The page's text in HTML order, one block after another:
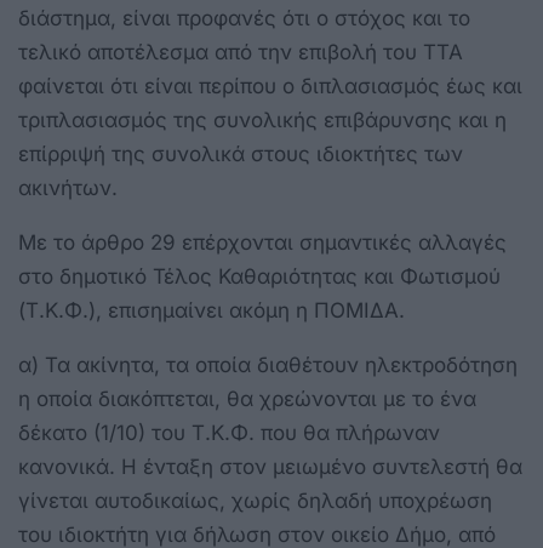
διάστημα, είναι προφανές ότι ο στόχος και το
τελικό αποτέλεσμα από την επιβολή του ΤΤΑ
φαίνεται ότι είναι περίπου ο διπλασιασμός έως και
τριπλασιασμός της συνολικής επιβάρυνσης και η
επίρριψή της συνολικά στους ιδιοκτήτες των
ακινήτων.
Με το άρθρο 29 επέρχονται σημαντικές αλλαγές
στο δημοτικό Τέλος Καθαριότητας και Φωτισμού
(Τ.Κ.Φ.), επισημαίνει ακόμη η ΠΟΜΙΔΑ.
α) Τα ακίνητα, τα οποία διαθέτουν ηλεκτροδότηση
η οποία διακόπτεται, θα χρεώνονται με το ένα
δέκατο (1/10) του Τ.Κ.Φ. που θα πλήρωναν
κανονικά. Η ένταξη στον μειωμένο συντελεστή θα
γίνεται αυτοδικαίως, χωρίς δηλαδή υποχρέωση
του ιδιοκτήτη για δήλωση στον οικείο Δήμο, από